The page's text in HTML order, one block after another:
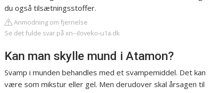
du også tilsætningsstoffer.
Anmodning om fjernelse
Se det fulde svar på xn--iloveko-u1a.dk
Kan man skylle mund i Atamon?
Svamp i munden behandles med et svampemiddel. Det kan
være som mikstur eller gel. Men derudover skal årsagen til